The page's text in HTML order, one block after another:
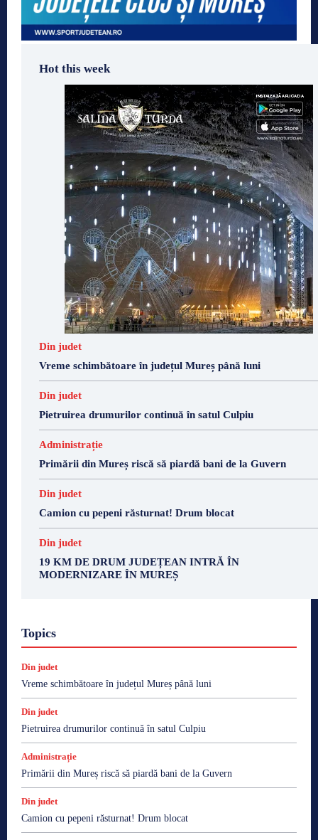
Hot this week
Din judet
Vreme schimbătoare în județul Mureș până luni
Din judet
Pietruirea drumurilor continuă în satul Culpiu
Administrație
Primării din Mureș riscă să piardă bani de la Guvern
Din judet
Camion cu pepeni răsturnat! Drum blocat
Din judet
19 KM DE DRUM JUDEȚEAN INTRĂ ÎN
MODERNIZARE ÎN MUREȘ
Topics
Din judet
Vreme schimbătoare în județul Mureș până luni
Din judet
Pietruirea drumurilor continuă în satul Culpiu
Administrație
Primării din Mureș riscă să piardă bani de la Guvern
Din judet
Camion cu pepeni răsturnat! Drum blocat